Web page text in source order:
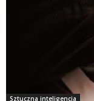
Sztuczna inteligencja